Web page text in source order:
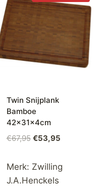
Twin Snijplank
Bamboe
42x31x4cm
€67,95 Oorspronkelijke
was:
€67,95.
€53,95Huidige
€53,95.
Merk: Zwilling
J.A.Henckels